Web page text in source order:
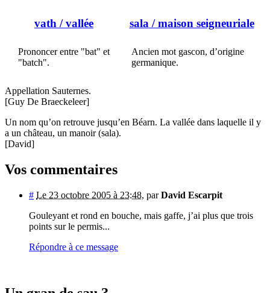
vath / vallée
Prononcer entre "bat" et
"batch".
sala / maison seigneuriale
Ancien mot gascon, d’origine
germanique.
Appellation Sauternes.
[Guy De Braeckeleer]
Un nom qu’on retrouve jusqu’en Béarn. La vallée dans laquelle il y
a un château, un manoir (sala).
[David]
Vos commentaires
# Le 23 octobre 2005 à 23:48, parDavid Escarpit
Gouleyant et rond en bouche, mais gaffe, j’ai plus que trois
points sur le permis...
Répondre à ce message